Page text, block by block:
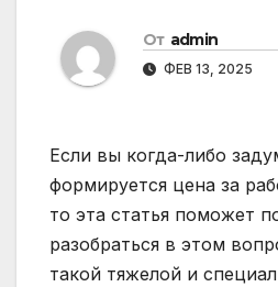
От admin
ФЕВ 13, 2025
Если вы когда-либо
формируется цена за
то эта статья поможет
разобраться в этом
такой тяжелой и